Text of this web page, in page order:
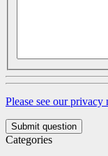
Please see our privacy
Submit question
Categories